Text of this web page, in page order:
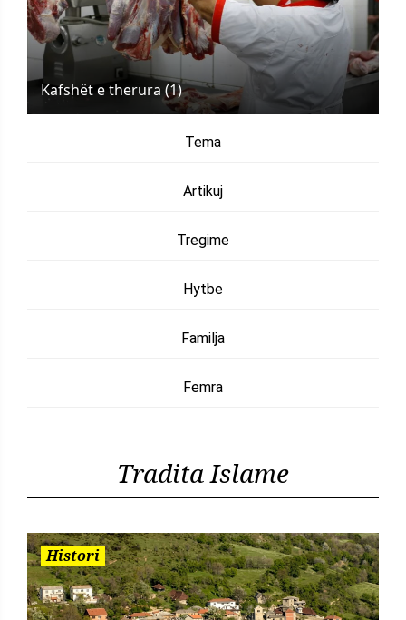
Kafshët e therura (1)
Tema
Artikuj
Tregime
Hytbe
Familja
Femra
Tradita Islame
Histori